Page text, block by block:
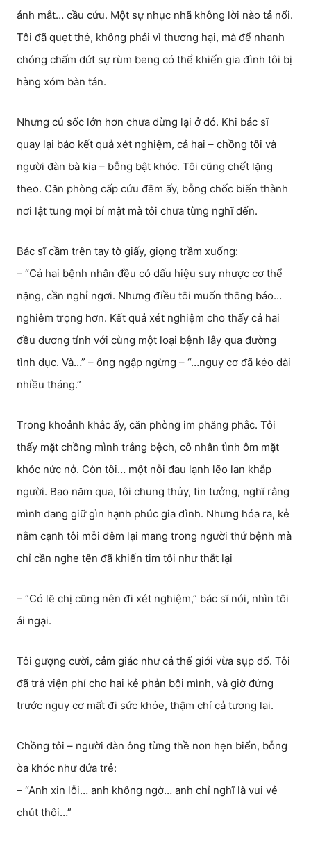
ánh mắt… cầu cứu. Một sự nhục nhã không lời nào tả nổi.
Tôi đã quẹt thẻ, không phải vì thương hại, mà để nhanh
chóng chấm dứt sự rùm beng có thể khiến gia đình tôi bị
hàng xóm bàn tán.
Nhưng cú sốc lớn hơn chưa dừng lại ở đó. Khi bác sĩ
quay lại báo kết quả xét nghiệm, cả hai – chồng tôi và
người đàn bà kia – bỗng bật khóc. Tôi cũng chết lặng
theo. Căn phòng cấp cứu đêm ấy, bỗng chốc biến thành
nơi lật tung mọi bí mật mà tôi chưa từng nghĩ đến.
Bác sĩ cầm trên tay tờ giấy, giọng trầm xuống:
– “Cả hai bệnh nhân đều có dấu hiệu suy nhược cơ thể
nặng, cần nghỉ ngơi. Nhưng điều tôi muốn thông báo…
nghiêm trọng hơn. Kết quả xét nghiệm cho thấy cả hai
đều dương tính với cùng một loại bệnh lây qua đường
tình dục. Và…” – ông ngập ngừng – “…nguy cơ đã kéo dài
nhiều tháng.”
Trong khoảnh khắc ấy, căn phòng im phăng phắc. Tôi
thấy mặt chồng mình trắng bệch, cô nhân tình ôm mặt
khóc nức nở. Còn tôi… một nỗi đau lạnh lẽo lan khắp
người. Bao năm qua, tôi chung thủy, tin tưởng, nghĩ rằng
mình đang giữ gìn hạnh phúc gia đình. Nhưng hóa ra, kẻ
nằm cạnh tôi mỗi đêm lại mang trong người thứ bệnh mà
chỉ cần nghe tên đã khiến tim tôi như thắt lại
– “Có lẽ chị cũng nên đi xét nghiệm,” bác sĩ nói, nhìn tôi
ái ngại.
Tôi gượng cười, cảm giác như cả thế giới vừa sụp đổ. Tôi
đã trả viện phí cho hai kẻ phản bội mình, và giờ đứng
trước nguy cơ mất đi sức khỏe, thậm chí cả tương lai.
Chồng tôi – người đàn ông từng thề non hẹn biển, bỗng
òa khóc như đứa trẻ:
– “Anh xin lỗi… anh không ngờ… anh chỉ nghĩ là vui vẻ
chút thôi…”